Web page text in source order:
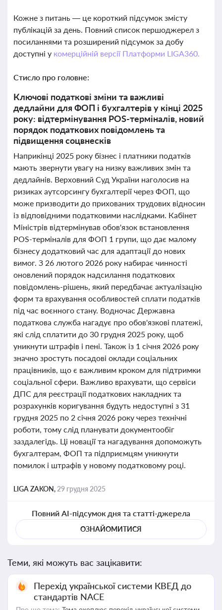
Кожне з питань — це короткий підсумок змісту
публікацій за день. Повний список першоджерел з
посиланнями та розширений підсумок за добу
доступні у комерційній версії Платформи LIGA360.
Стисло про головне:
Ключові податкові зміни та важливі
дедлайни для ФОП і бухгалтерів у кінці 2025
року: відтермінування POS-терміналів, новий
порядок податкових повідомлень та
підвищення соцвнесків
Наприкінці 2025 року бізнес і платники податків
мають звернути увагу на низку важливих змін та
дедлайнів. Верховний Суд України наголосив на
ризиках аутсорсингу бухгалтерії через ФОП, що
може призводити до прихованих трудових відносин
із відповідними податковими наслідками. Кабінет
Міністрів відтермінував обов'язок встановлення
POS-терміналів для ФОП 1 групи, що дає малому
бізнесу додатковий час для адаптації до нових
вимог. З 26 лютого 2026 року набирає чинності
оновлений порядок надсилання податкових
повідомлень-рішень, який передбачає актуалізацію
форм та врахування особливостей сплати податків
під час воєнного стану. Водночас Державна
податкова служба нагадує про обов'язкові платежі,
які слід сплатити до 30 грудня 2025 року, щоб
уникнути штрафів і пені. Також із 1 січня 2026 року
значно зростуть посадові оклади соціальних
працівників, що є важливим кроком для підтримки
соціальної сфери. Важливо врахувати, що сервіси
ДПС для реєстрації податкових накладних та
розрахунків коригування будуть недоступні з 31
грудня 2025 по 2 січня 2026 року через технічні
роботи, тому слід планувати документообіг
заздалегідь. Ці новації та нагадування допоможуть
бухгалтерам, ФОП та підприємцям уникнути
помилок і штрафів у новому податковому році.
LIGA ZAKON, 29 грудня 2025
Повний AI-підсумок дня та статті-джерела
ОЗНАЙОМИТИСЯ
Теми, які можуть вас зацікавити:
Перехід української системи КВЕД до
стандартів NACE